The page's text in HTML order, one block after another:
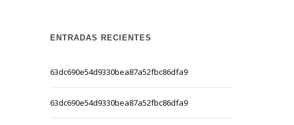
ENTRADAS RECIENTES
63dc690e54d9330bea87a52fbc86dfa9
63dc690e54d9330bea87a52fbc86dfa9